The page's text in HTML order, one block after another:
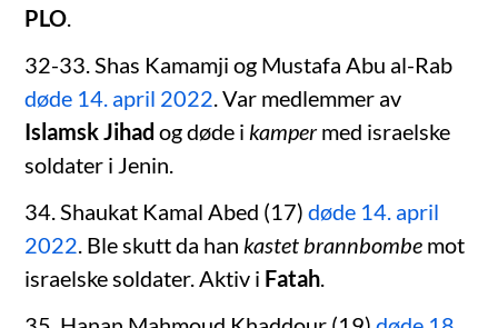
PLO.
32-33. Shas Kamamji og Mustafa Abu al-Rab
døde 14. april 2022. Var medlemmer av
Islamsk Jihad og døde i kampermed israelske
soldater i Jenin.
34. Shaukat Kamal Abed (17)døde 14. april
2022. Ble skutt da han kastet brannbombe mot
israelske soldater. Aktiv i Fatah.